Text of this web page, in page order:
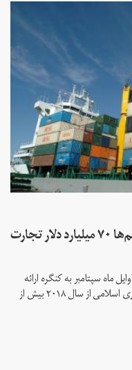
گزارش دولت آمریکا به کنگره: تحریم‌ها ۷۰ میلیارد دلار تجارت
ماه سپتامبر به کنگره ارائه
شد، تحریم‌های دولت دونالد ترامپ علیه جمهوری اسلامی از سال ۲۰۱۸ بیش از